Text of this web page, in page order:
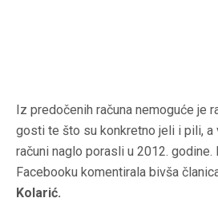
Iz predočenih računa nemoguće je
gosti te što su konkretno jeli i pili, a
računi naglo porasli u 2012. godine.
Facebooku komentirala bivša
Kolarić.